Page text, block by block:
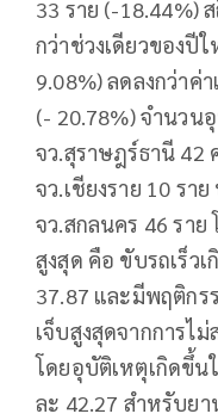
33 ราย (-18.44%)
กว่าช่วงเดียวของปี
9.08%) ลดลงกว่าค่
(- 20.78%) จำนว
จว.สุราษฎร์ธานี 42
จว.เชียงราย 10 รา
จว.สกลนคร 46 ราย
สูงสุด คือ ขับรถเร็ว
37.87 และมีพฤติกร
เจ็บสูงสุดจากการไ
โดยอุบัติเหตุเกิดขึ้น
ละ 42.27 สำหรับย